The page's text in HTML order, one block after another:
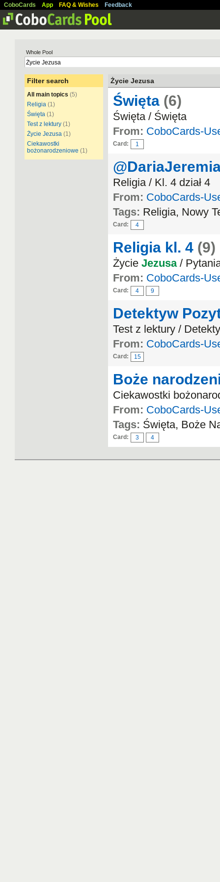
CoboCards App FAQ & Wishes Feedback
Whole Pool
Filter search
All main topics (5)
Religia (1)
Święta (1)
Test z lektury (1)
Życie Jezusa (1)
Ciekawostki
bożonarodzeniowe (1)
Życie Jezusa
Święta (6)
Święta / Święta
From: CoboCards-
Card: 1
Religia / Kl. 4 dział 4
From: CoboCards-
Tags: Religia, Nowy
Card: 4
Religia kl. 4 (9)
Życie Jezusa/
From: CoboCards-
Card: 4 9
Detektyw
Test z lektury /
From: CoboCards-
Card: 15
Boże
Ciekawostki
From: CoboCards-
Tags: Święta, Boże
Card: 3 4